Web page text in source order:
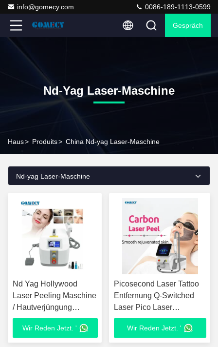
info@gomecy.com 0086-189-1113-0599
Gespräch
Nd-Yag Laser-Maschine
Haus> Produits> China Nd-yag Laser-Maschine
Nd-yag Laser-Maschine
Nd Yag Hollywood
Laser Peeling Maschine
/ Hautverjüngung
Schwarze Puppe Laser
Maschine
Wir Reden Jetzt. '
Picosecond Laser Tattoo
Entfernung Q-Switched
Laser Pico Laser
Picosecond Gerät
Pigmententfernung
Schönheitsgerät
Wir Reden Jetzt. '